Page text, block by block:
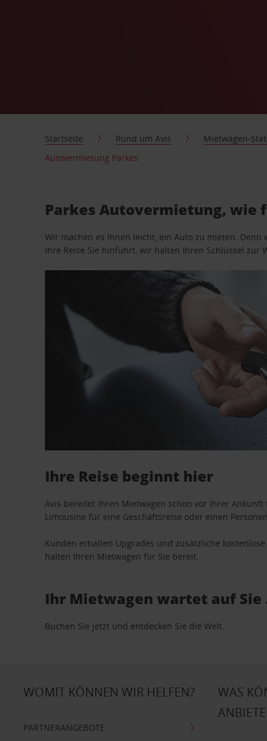
Startseite Rund um Avis Mietwagen-
Autovermietung Parkes
Parkes Autovermietung, wie
Wir machen es Ihnen leicht, ein Auto zu mieten.
Ihre Reise Sie hinführt, wir halten Ihren Schlüssel zur
Ihre Reise beginnt hier
Avis bereitet Ihren Mietwagen schon vor Ihrer
Limousine für eine Geschäftsreise oder einen
Kunden erhalten Upgrades und zusätzliche
halten Ihren Mietwagen für Sie bereit.
Ihr Mietwagen wartet auf
Buchen Sie jetzt und entdecken Sie die Welt.
WOMIT KÖNNEN WIR HELFEN?
PARTNERANGEBOTE
WAS